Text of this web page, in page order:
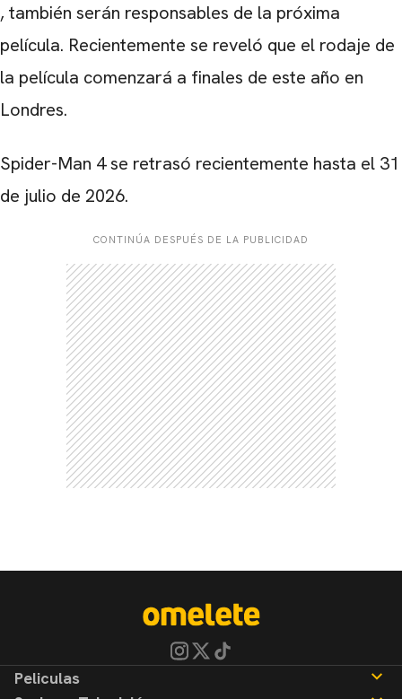
, también serán responsables de la próxima
película. Recientemente se reveló que el rodaje de
la película comenzará a finales de este año en
Londres.
Spider-Man 4 se retrasó recientemente hasta el 31
de julio de 2026.
CONTINÚA DESPUÉS DE LA PUBLICIDAD
Peliculas